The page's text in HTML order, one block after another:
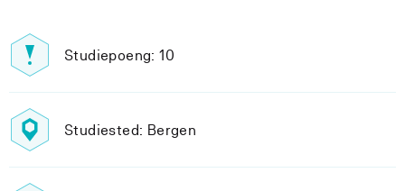
Studiepoeng: 10
Studiested: Bergen